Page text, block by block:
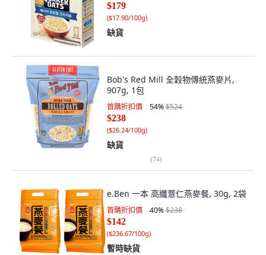
$179
($17.90/100g)
缺貨
Bob's Red Mill 全穀物傳統燕麥片,
907g, 1包
首購折扣價 54%$524
$238
($26.24/100g)
缺貨
(74)
e.Ben 一本 高纖薏仁燕麥餐, 30g, 2袋
首購折扣價 40%$238
$142
($236.67/100g)
暫時缺貨